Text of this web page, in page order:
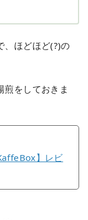
、ほどほど(?)の
煎をしておきま
】レビ